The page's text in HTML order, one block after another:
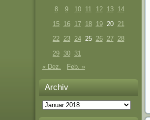
8
9 10 11 12 13
14
15 16 17 18 19 20 21
22 23 24 25 26 27 28
29 30
31
« Dez.
Feb. »
Archiv
Archiv